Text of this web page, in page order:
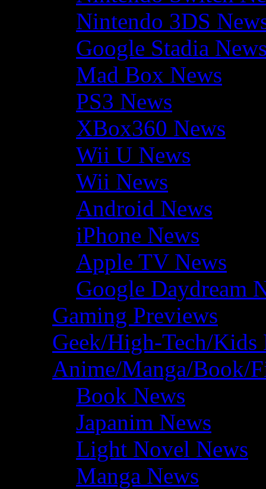
Nintendo 3DS
Google Stadia
Mad Box News
PS3 News
XBox360 News
Wii U News
Wii News
Android News
iPhone News
Apple TV News
Google Daydream
Gaming Previews
Geek/High-Tech/Kids
Anime/Manga/Book/
Book News
Japanim News
Light Novel News
Manga News